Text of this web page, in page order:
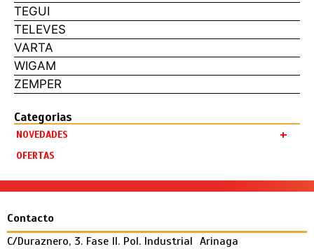
TEGUI
TELEVES
VARTA
WIGAM
ZEMPER
Categorias
+
NOVEDADES
OFERTAS
Contacto
C/Duraznero, 3. Fase II. Pol. Industrial Arinaga